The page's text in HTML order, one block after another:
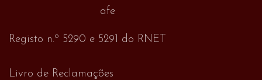
Registo n.º 5290 e 5291 do RNET
Livro de Reclamações